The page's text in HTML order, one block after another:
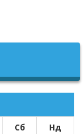
Сб Нд